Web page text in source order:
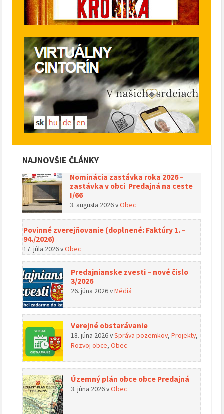
NAJNOVŠIE ČLÁNKY
Nominácia zastávka roka 2026 –
zastávka v obci Predajná na ceste
I/66
3. augusta 2026vObec
Povinné zverejňovanie (doplnené: Faktúry 1. –
94./2026)
17. júla 2026vObec
Predajnianske zvesti – nové čislo
3/2026
26. júna 2026vMédiá
Verejné obstarávanie
18. júna 2026vSpráva pozemkov, Projekty,
Rozvoj obce, Obec
Územný plán obce obce Predajná
3. júna 2026vObec